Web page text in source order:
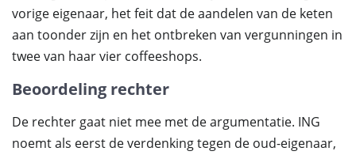
vorige eigenaar, het feit dat de aandelen van de keten
aan toonder zijn en het ontbreken van vergunningen in
twee van haar vier coffeeshops.
Beoordeling rechter
De rechter gaat niet mee met de argumentatie. ING
noemt als eerst de verdenking tegen de oud-eigenaar,